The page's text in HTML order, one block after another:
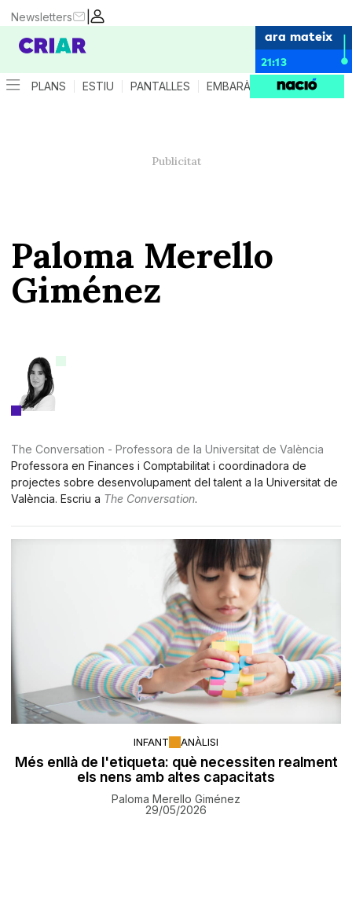
|
Newsletters
ara mateix
21:13
PLANS ESTIU PANTALLES EMBARÀS CRIANÇA
Paloma Merello
Giménez
The Conversation - Professora de la Universitat de València
Professora en Finances i Comptabilitat i coordinadora de
projectes sobre desenvolupament del talent a la Universitat de
València. Escriu a The Conversation.
INFANT ANÀLISI
Més enllà de l'etiqueta: què necessiten realment
els nens amb altes capacitats
Paloma Merello Giménez
29/05/2026